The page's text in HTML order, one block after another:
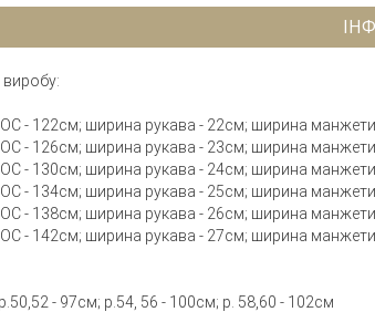
виробу:
- 122см; ширина рукава - 22см; ширина
- 126см; ширина рукава - 23см; ширина
- 130см; ширина рукава - 24см; ширина
- 134см; ширина рукава - 25см; ширина
- 138см; ширина рукава - 26см; ширина
- 142см; ширина рукава - 27см; ширина
- 97см; р.54, 56 - 100см; р. 58,60 - 102см